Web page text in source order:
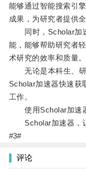
能够通过智能搜索引
成果，为研究者提供
同时，Scholar加速
能，能够帮助研究者
术研究的效率和质量。
无论是本科生、研
Scholar加速器快速获
工作。
使用Scholar加速器
Scholar加速器，让
#3#
评论